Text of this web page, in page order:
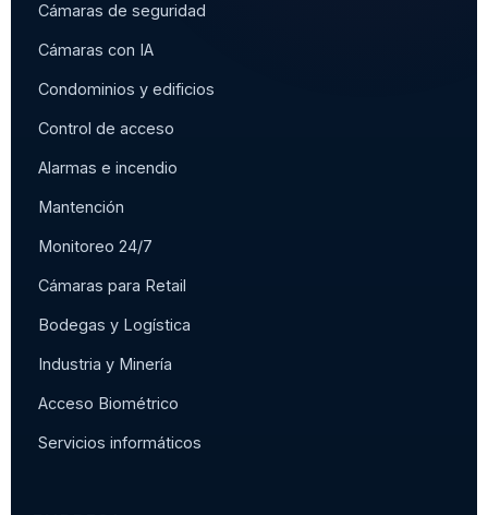
Cámaras de seguridad
Cámaras con IA
Condominios y edificios
Control de acceso
Alarmas e incendio
Mantención
Monitoreo 24/7
Cámaras para Retail
Bodegas y Logística
Industria y Minería
Acceso Biométrico
Servicios informáticos